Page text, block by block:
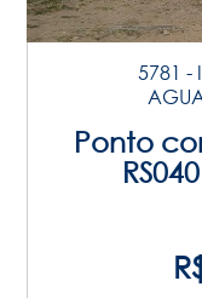
5781 -
Ponto